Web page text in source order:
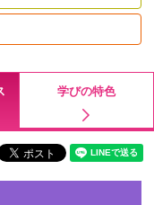
学びの特色